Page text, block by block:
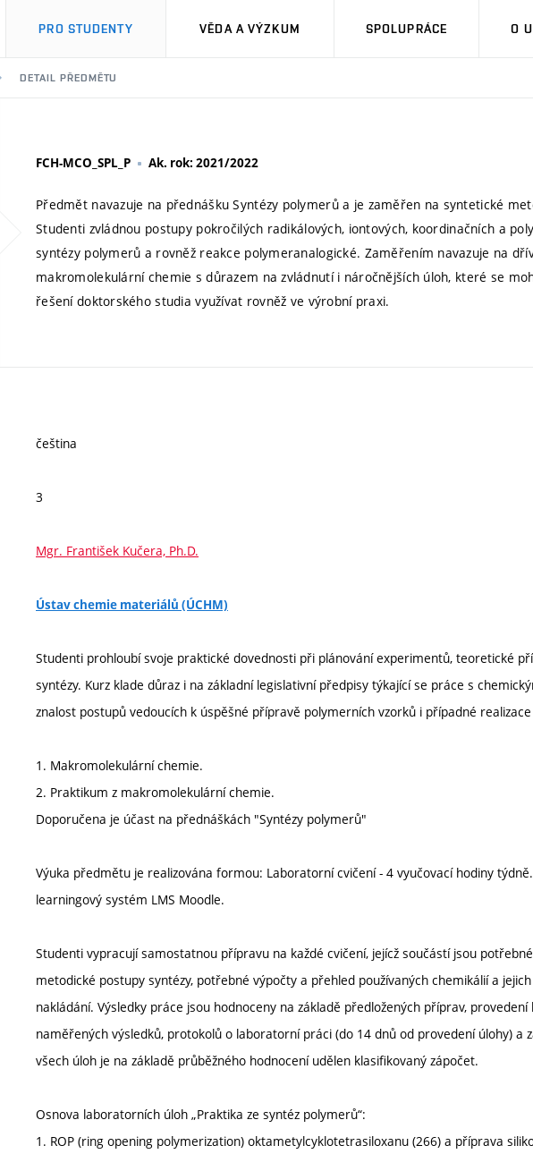
PRO STUDENTY VĚDA A VÝZKUM SPOLUPRÁCE O
DETAIL PŘEDMĚTU
FCH-MCO_SPL_P Ak. rok: 2021/2022
Předmět navazuje na přednášku Syntézy polymerů a je zaměřen na syntetické
Studenti zvládnou postupy pokročilých radikálových, iontových, koordinačních a
syntézy polymerů a rovněž reakce polymeranalogické. Zaměřením navazuje na
makromolekulární chemie s důrazem na zvládnutí i náročnějších úloh, které se
řešení doktorského studia využívat rovněž ve výrobní praxi.
čeština
3
Mgr. František Kučera, Ph.D.
Ústav chemie materiálů (ÚCHM)
Studenti prohloubí svoje praktické dovednosti při plánování experimentů, teoretické
syntézy. Kurz klade důraz i na základní legislativní předpisy týkající se práce s
znalost postupů vedoucích k úspěšné přípravě polymerních vzorků i případné
1. Makromolekulární chemie.
2. Praktikum z makromolekulární chemie.
Doporučena je účast na přednáškách "Syntézy polymerů"
Výuka předmětu je realizována formou: Laboratorní cvičení - 4 vyučovací hodiny
learningový systém LMS Moodle.
Studenti vypracují samostatnou přípravu na každé cvičení, jejícž součástí jsou
metodické postupy syntézy, potřebné výpočty a přehled používaných chemikálií a
nakládání. Výsledky práce jsou hodnoceny na základě předložených příprav,
naměřených výsledků, protokolů o laboratorní práci (do 14 dnů od provedení úlohy) a
všech úloh je na základě průběžného hodnocení udělen klasifikovaný zápočet.
Osnova laboratorních úloh „Praktika ze syntéz polymerů“:
1. ROP (ring opening polymerization) oktametylcyklotetrasiloxanu (266) a příprava